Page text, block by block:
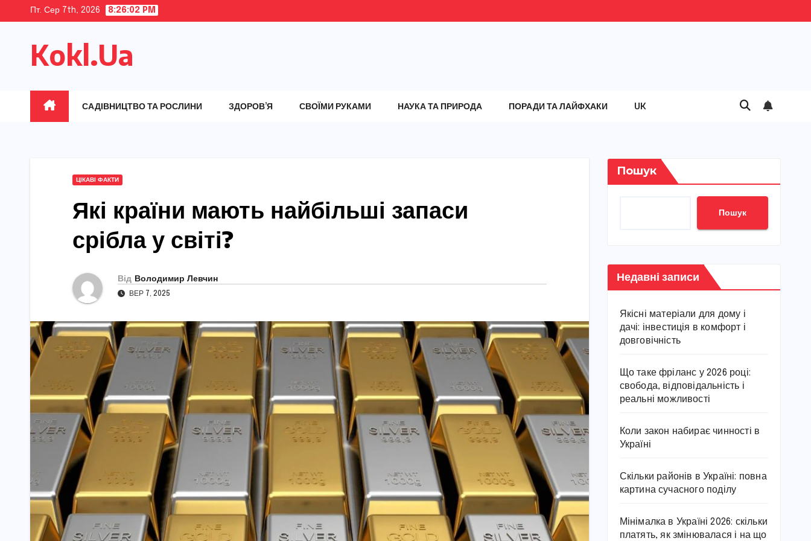
content
Пт. Сер 7th, 2026 8:26:03 PM
Kokl.Ua
САДІВНИЦТВО ТА РОСЛИНИ ЗДОРОВ’Я СВОЇМИ РУКАМИ НАУКА ТА ПРИРОДА ПОРАДИ ТА ЛАЙФХАКИ UK
ЦІКАВІ ФАКТИ
Які країни мають найбільші запаси
срібла у світі?
Від Володимир Левчин
ВЕР 7, 2025
Пошук
Пошук
Недавні записи
Якісні матеріали для дому і
дачі: інвестиція в комфорт і
довговічність
Що таке фріланс у 2026 році:
свобода, відповідальність і
реальні можливості
Коли закон набирає чинності в
Україні
Скільки районів в Україні: повна
картина сучасного поділу
Мінімалка в Україні 2026: скільки
платять, як змінювалася і на що